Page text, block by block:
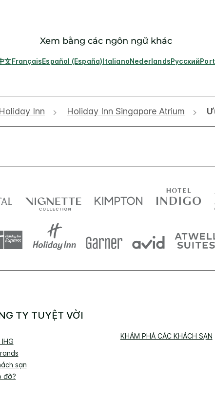
Xem bằng các ngôn ngữ khác
文FrançaisEspañol (España)ItalianoNederlandsРусский
Holiday Inn Holiday Inn Singapore Atrium
TY TUYỆT VỜI
sạn
đỡ?
KHÁM PHÁ CÁC KHÁCH SẠN